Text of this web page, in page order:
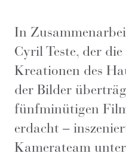
In
Cyril Teste, der
Kreationen des
der Bilder
fünfminütigen
erdacht –
Kamerateam